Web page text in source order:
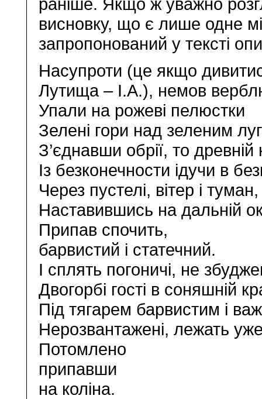
висновку, що є лише одне
запропонований у тексті
Насупроти (це якщо
Лутища – І.А.), немов
Упали на рожеві пелюстки
Зелені гори над зеленим
З’єднавши обрії, то
Із безконечности ідучи в
Через пустелі, вітер і туман,
Наставившись на дальній
Припав спочить,
барвистий і статечний.
І сплять погоничі, не
Двогорбі гості в соняшній
Під тягарем барвистим і
Нерозвантажені, лежать уже
Потомлено
припавши
на коліна.